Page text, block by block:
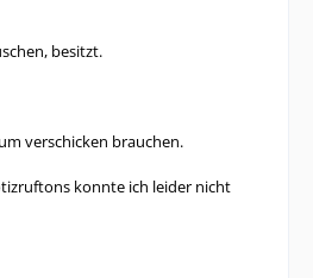
besitzt.
verschicken brauchen.
konnte ich leider nicht